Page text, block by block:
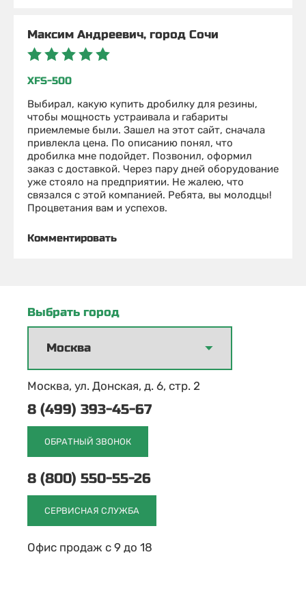
Максим Андреевич, город Сочи
XFS-500
Выбирал, какую купить дробилку для резины,
чтобы мощность устраивала и габариты
приемлемые были. Зашел на этот сайт, сначала
привлекла цена. По описанию понял, что
дробилка мне подойдет. Позвонил, оформил
заказ с доставкой. Через пару дней оборудование
уже стояло на предприятии. Не жалею, что
связался с этой компанией. Ребята, вы молодцы!
Процветания вам и успехов.
Комментировать
Выбрать город
Москва, ул. Донская, д. 6, стр. 2
8 (499) 393-45-67
ОБРАТНЫЙ ЗВОНОК
8 (800) 550-55-26
СЕРВИСНАЯ СЛУЖБА
Офис продаж с 9 до 18